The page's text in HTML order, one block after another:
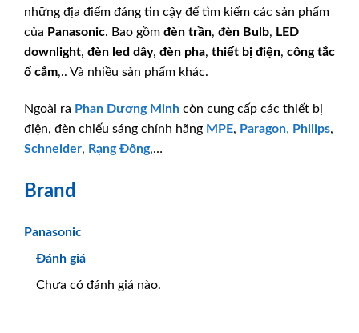
những địa điểm đáng tin cậy để tìm kiếm các sản phẩm
của Panasonic. Bao gồm đèn trần, đèn Bulb, LED
downlight, đèn led dây, đèn pha, thiết bị điện, công tắc
ổ cắm,.. Và nhiều sản phẩm khác.
Ngoài ra Phan Dương Minh còn cung cấp các thiết bị
điện, đèn chiếu sáng chính hãng MPE, Paragon, Philips,
Schneider, Rạng Đông,…
Brand
Panasonic
Đánh giá
Chưa có đánh giá nào.